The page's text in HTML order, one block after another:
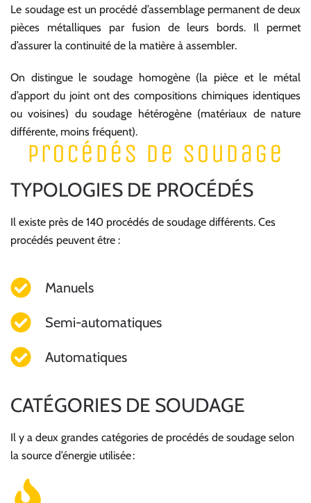
Le soudage est un procédé d’assemblage permanent de deux
pièces métalliques par fusion de leurs bords. Il permet
d’assurer la continuité de la matière à assembler.
On distingue le soudage homogène (la pièce et le métal
d’apport du joint ont des compositions chimiques identiques
ou voisines) du soudage hétérogène (matériaux de nature
différente, moins fréquent).
procédés de soudage
TYPOLOGIES DE PROCÉDÉS
Il existe près de 140 procédés de soudage différents. Ces
procédés peuvent être :
Manuels
Semi-automatiques
Automatiques
CATÉGORIES DE SOUDAGE
Il y a deux grandes catégories de procédés de soudage selon
la source d’énergie utilisée :